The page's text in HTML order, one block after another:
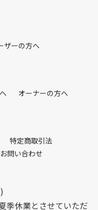
ザーの方へ
オーナーの方へ
特定商取引法
お問い合わせ
季休業とさせていただ